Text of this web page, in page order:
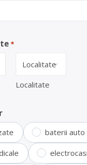
*
Localitate
baterii auto